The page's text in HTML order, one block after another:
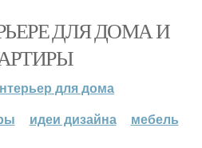
ДЛЯ ДОМА И
для дома
идеи дизайна мебель